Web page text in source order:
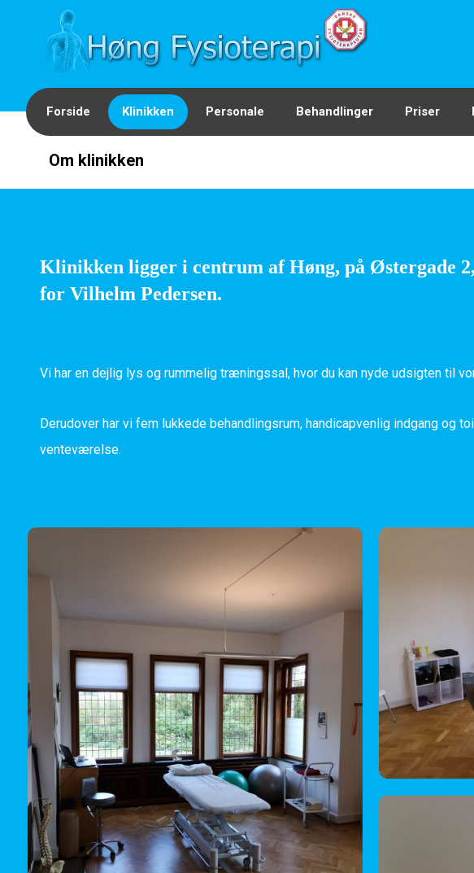
Forside Klinikken Personale Behandlinger Priser
Om klinikken
Klinikken ligger i centrum af Høng, på Østergade
for Vilhelm Pedersen.
Vi har en dejlig lys og rummelig træningssal, hvor du kan nyde udsigten til
Derudover har vi fem lukkede behandlingsrum, handicapvenlig indgang og
venteværelse.